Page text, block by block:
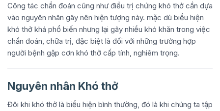
Công tác chẩn đoán cũng như điều trị chứng khó thở cần dựa
vào nguyên nhân gây nên hiện tượng này. mặc dù biểu hiện
khó thở khá phổ biến nhưng lại gây nhiều khó khăn trong việc
chẩn đoán, chữa trị, đặc biệt là đối với những trường hợp
người bệnh gặp cơn khó thở cấp tính, nghiêm trọng.
Nguyên nhân Khó thở
Đôi khi khó thở là biểu hiện bình thường, đó là khi chúng ta tập